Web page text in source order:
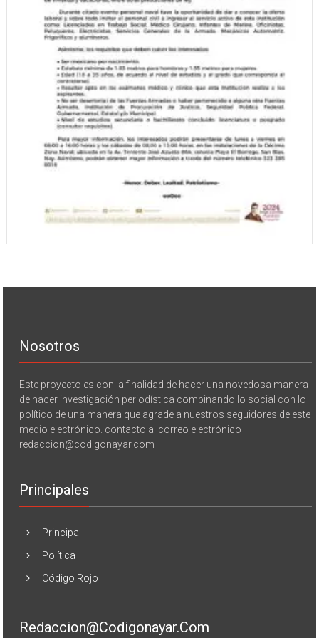
Nosotros
Este proyecto es con la finalidad de hacer una novedosa manera
de hacer investigación periodística combinando lo social con lo
político de una manera que agrade a nuestros seguidores de este
medio electrónico. contacto al correo electrónico
redaccion@codigonayar.com
Principales
Principal
Política
Código Rojo
Redaccion@codigonayar.com